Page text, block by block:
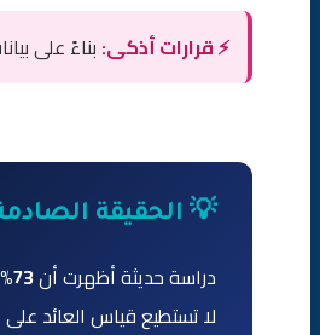
⚡ قرارات أذكى: بناءً على
💡 الحقيقة
دراسة حديثة أظهرت أن73% من الشركات
لا تستطيع قياس العائد على